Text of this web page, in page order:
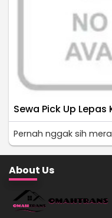
Sewa Pick Up
Pernah nggak sih
About Us